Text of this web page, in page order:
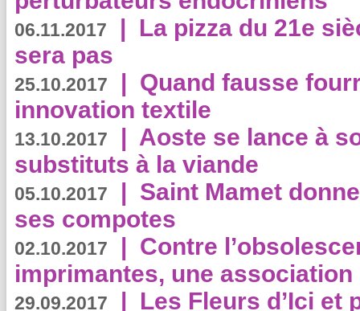
06.11.2017 | La pizza du 21e
sera pas
25.10.2017 | Quand fausse
innovation textile
13.10.2017 | Aoste se lance à
substituts à la viande
05.10.2017 | Saint Mamet
ses compotes
02.10.2017 | Contre
imprimantes, une
29.09.2017 | Les Fleurs d’Ici et